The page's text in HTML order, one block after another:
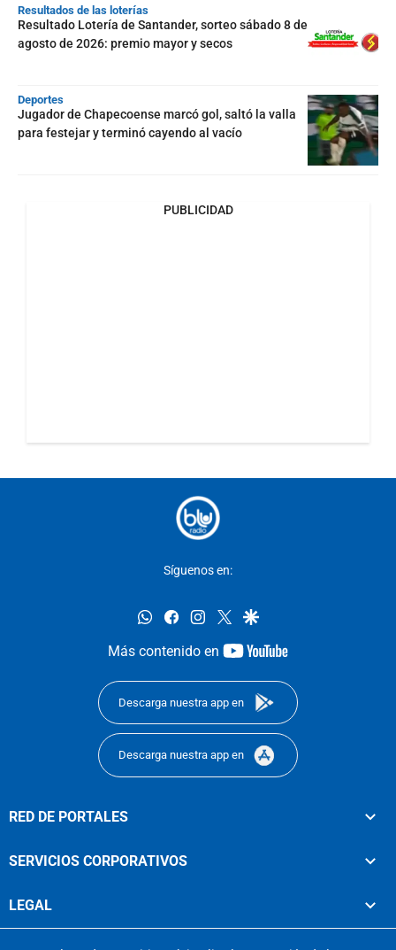
Resultados de las loterías
Resultado Lotería de Santander, sorteo sábado 8 de
agosto de 2026: premio mayor y secos
Deportes
Jugador de Chapecoense marcó gol, saltó la valla
para festejar y terminó cayendo al vacío
PUBLICIDAD
Síguenos en:
whatsappfacebookinstagram
twittergoogle
Más contenido en
youtube-
Descarga nuestra app en
Descarga nuestra app en
RED DE PORTALES
SERVICIOS CORPORATIVOS
LEGAL